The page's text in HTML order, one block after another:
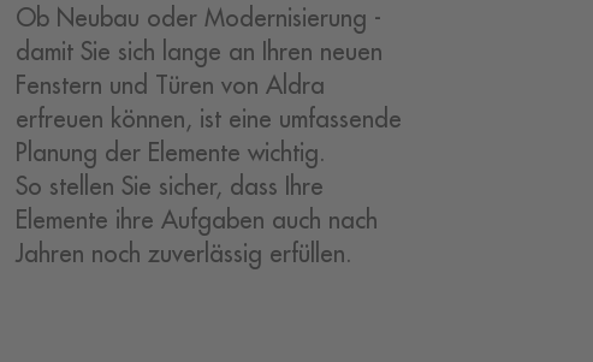
Ob Neubau oder Modernisierung -
damit Sie sich lange an Ihren neuen
Fenstern und Türen von Aldra
erfreuen können, ist eine umfassende
Planung der Elemente wichtig.
So stellen Sie sicher, dass Ihre
Elemente ihre Aufgaben auch nach
Jahren noch zuverlässig erfüllen.